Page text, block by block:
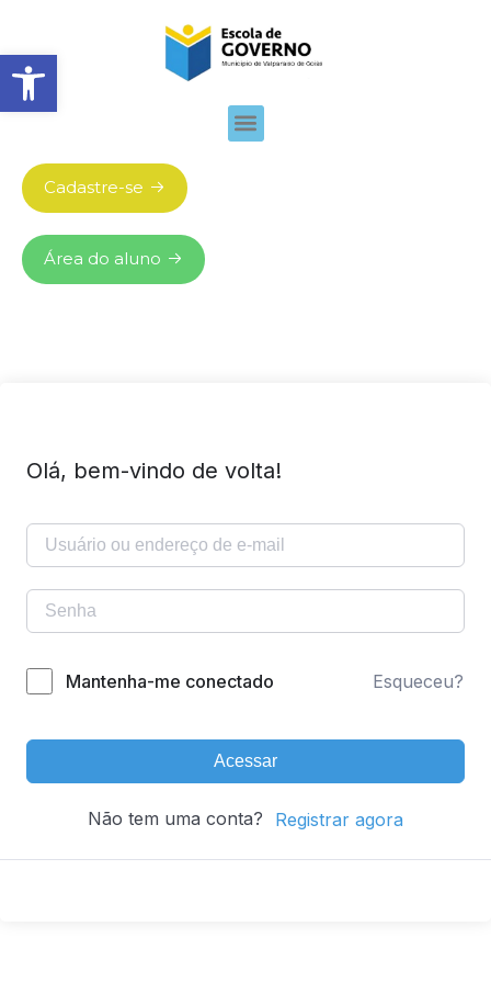
Abrir barra de ferramentas
Cadastre-se
Área do aluno
Olá, bem-vindo de volta!
Mantenha-me conectado Esqueceu?
Acessar
Não tem uma conta? Registrar agora